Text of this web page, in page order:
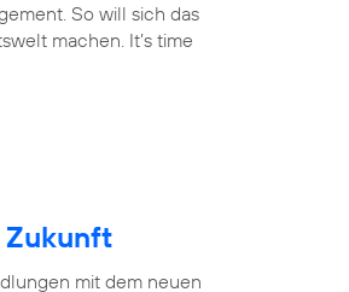
So will sich das
machen. It’s time
Zukunft
mit dem neuen